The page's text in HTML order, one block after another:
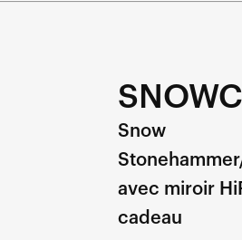
Snow
avec miroir
cadeau